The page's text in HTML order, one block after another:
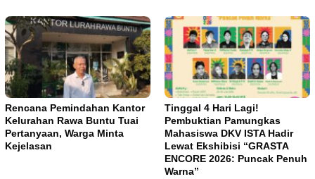
Rencana Pemindahan Kantor
Kelurahan Rawa Buntu Tuai
Pertanyaan, Warga Minta
Kejelasan
Tinggal 4 Hari Lagi!
Pembuktian Pamungkas
Mahasiswa DKV ISTA Hadir
Lewat Ekshibisi “GRASTA
ENCORE 2026: Puncak Penuh
Warna”